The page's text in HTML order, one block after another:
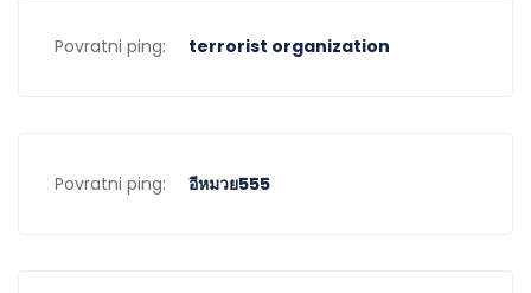
Povratni ping: terrorist organization
Povratni ping: อีหมวย555